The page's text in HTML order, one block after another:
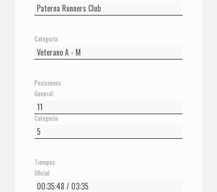
Categoría:
Posiciones:
General:
Categoría:
Tiempos:
Oficial: